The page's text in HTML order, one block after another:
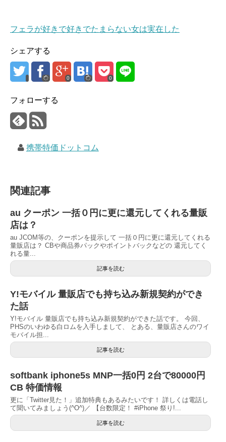
フェラが好きで好きでたまらない女は実在した
シェアする
0 0
フォローする
携帯特価ドットコム
関連記事
au クーポン 一括０円に更に還元してくれる量販
店は？
au JCOM等の、クーポンを提示して 一括０円に更に還元してくれる
量販店は？ CBや商品券パックやポイントバックなどの 還元してく
れる量...
記事を読む
Y!モバイル 量販店でも持ち込み新規契約ができ
た話
Y!モバイル 量販店でも持ち込み新規契約ができた話です。 今回、
PHSのいわゆる白ロムを入手しまして、 とある、量販店さんのワイ
モバイル担...
記事を読む
softbank iphone5s MNP一括0円 2台で80000円
CB 特価情報
更に「Twitter見た！」追加特典もあるみたいです！ 詳しくは電話し
て聞いてみましょう(^O^)／ 【台数限定！ #iPhone 祭り!...
記事を読む